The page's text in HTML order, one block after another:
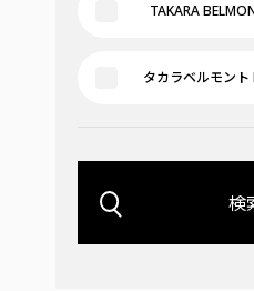
TAKARA
タカラベルモン
検